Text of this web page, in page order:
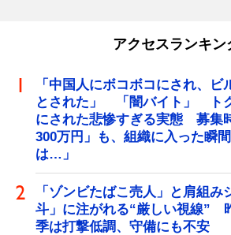
アクセスランキン
「中国人にボコボコにされ、ビ
とされた」 「闇バイト」 ト
にされた悲惨すぎる実態 募集
300万円」も、組織に入った瞬
は…」
「ゾンビたばこ売人」と肩組み
斗」に注がれる“厳しい視線”
季は打撃低調、守備にも不安